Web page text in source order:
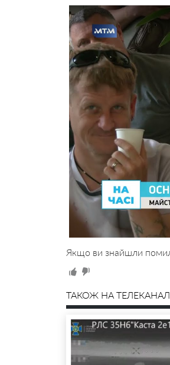
Якщо ви знайшли
ТАКОЖ НА